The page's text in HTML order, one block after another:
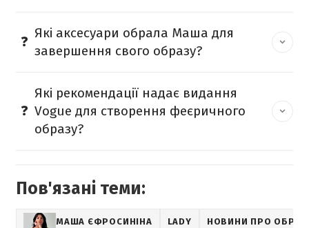
Які аксесуари обрала Маша для
завершення свого образу?
Які рекомендації надає видання
Vogue для створення феєричного
образу?
Пов'язані теми:
МАША ЄФРОСИНІНА LADY НОВИНИ ПРО